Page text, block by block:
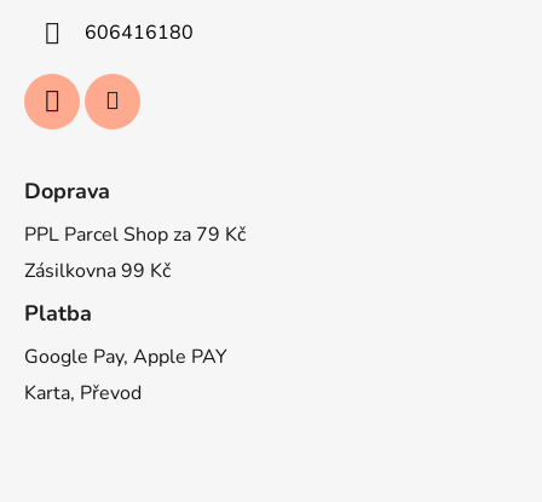
606416180
Doprava
PPL Parcel Shop za 79 Kč
Zásilkovna 99 Kč
Platba
Google Pay, Apple PAY
Karta, Převod